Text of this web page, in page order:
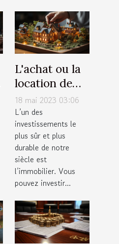
L'achat ou la
location de
résidence
principale :
quels sont nos
avis à ce sujet
?
18 mai 2023 03:06
L’un des
investissements le
plus sûr et plus
durable de notre
siècle est
l’immobilier. Vous
pouvez investir...